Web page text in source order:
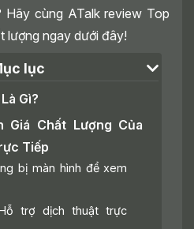
Hãy cùng ATalk review Top
lượng ngay dưới đây!
lục
Gì?
Giá Chất Lượng Của
Tiếp
bị màn hình để xem
trợ dịch thuật trực